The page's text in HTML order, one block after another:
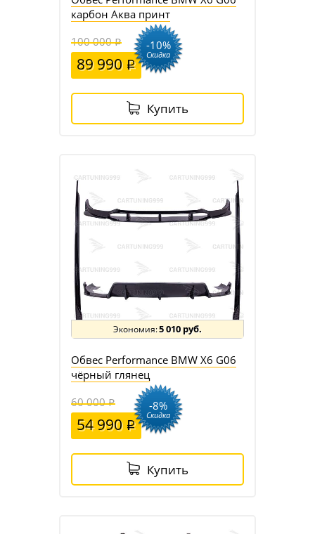
карбон Аква принт
100 000
89 990
-10%
Скидка
Купить
5 010 руб.
Обвес Performance BMW X6 G06
чёрный глянец
60 000
54 990
-8%
Скидка
Купить